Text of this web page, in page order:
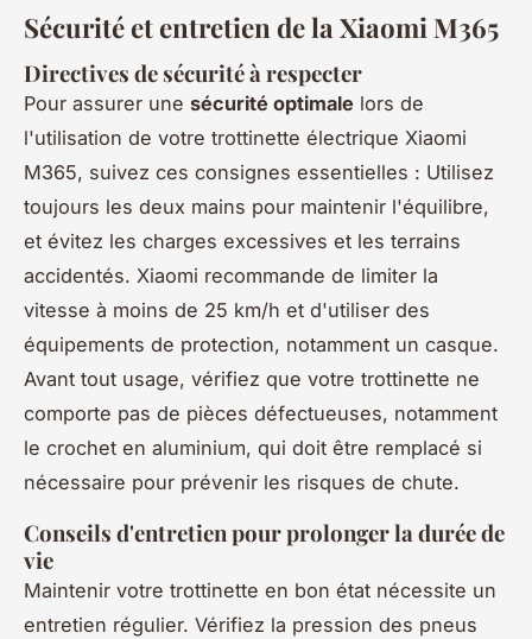
Sécurité et entretien de la Xiaomi M365
Directives de sécurité à respecter
Pour assurer une sécurité optimale lors de
l'utilisation de votre trottinette électrique Xiaomi
M365, suivez ces consignes essentielles : Utilisez
toujours les deux mains pour maintenir l'équilibre,
et évitez les charges excessives et les terrains
accidentés. Xiaomi recommande de limiter la
vitesse à moins de 25 km/h et d'utiliser des
équipements de protection, notamment un casque.
Avant tout usage, vérifiez que votre trottinette ne
comporte pas de pièces défectueuses, notamment
le crochet en aluminium, qui doit être remplacé si
nécessaire pour prévenir les risques de chute.
Conseils d'entretien pour prolonger la durée de
vie
Maintenir votre trottinette en bon état nécessite un
entretien régulier. Vérifiez la pression des pneus